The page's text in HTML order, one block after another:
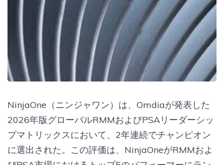
NinjaOne（ニンジャワン）は、Omdiaが発表した
2026年版グローバルRMMおよびPSAリーダーシッ
プマトリックスにおいて、2年連続でチャンピオン
に選出された。この評価は、NinjaOneがRMMおよ